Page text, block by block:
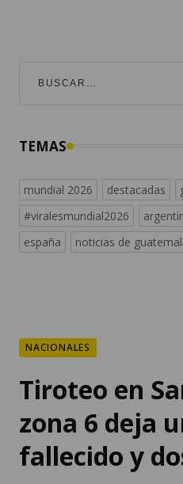
TEMAS
mundial 2026 destacadas
#viralesmundial2026
españa
noticias de
NACIONALES
Tiroteo en
zona 6 deja
fallecido y